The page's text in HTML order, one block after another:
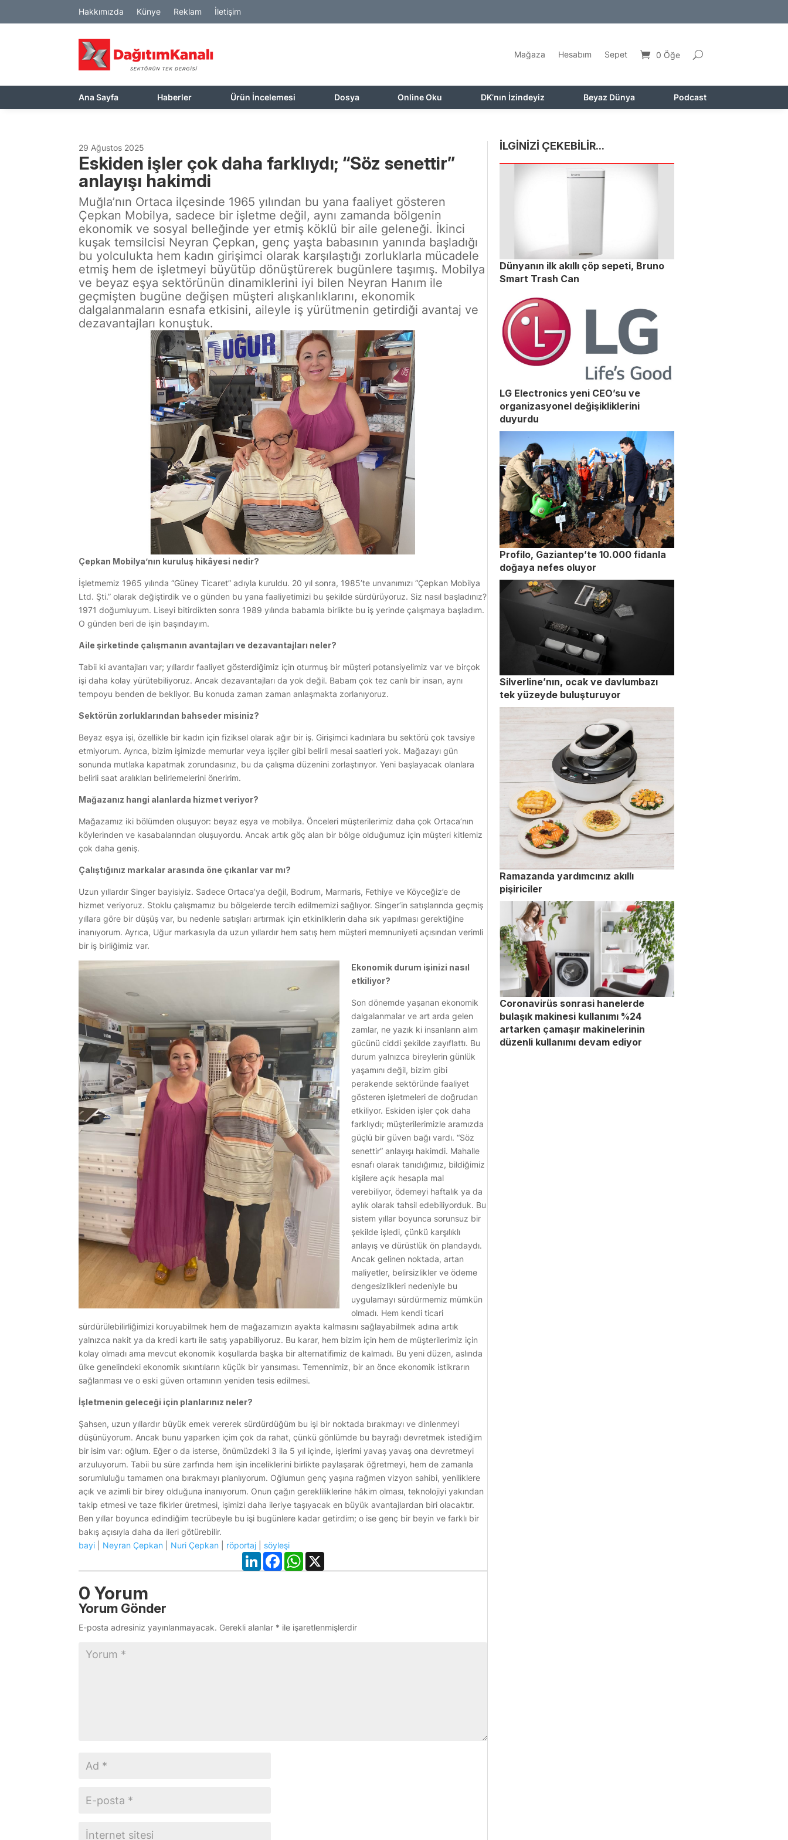
Hakkımızda Künye Reklam İletişim
Mağaza Hesabım Sepet 0 Öğe
Ana Sayfa Haberler Ürün İncelemesi Dosya Online Oku DK’nın İzindeyiz Beyaz Dünya Podcast
29 Ağustos 2025
Eskiden işler çok daha farklıydı; “Söz senettir”
anlayışı hakimdi
Muğla’nın Ortaca ilçesinde 1965 yılından bu yana faaliyet gösteren
Çepkan Mobilya, sadece bir işletme değil, aynı zamanda bölgenin
ekonomik ve sosyal belleğinde yer etmiş köklü bir aile geleneği. İkinci
kuşak temsilcisi Neyran Çepkan, genç yaşta babasının yanında başladığı
bu yolculukta hem kadın girişimci olarak karşılaştığı zorluklarla mücadele
etmiş hem de işletmeyi büyütüp dönüştürerek bugünlere taşımış. Mobilya
ve beyaz eşya sektörünün dinamiklerini iyi bilen Neyran Hanım ile
geçmişten bugüne değişen müşteri alışkanlıklarını, ekonomik
dalgalanmaların esnafa etkisini, aileyle iş yürütmenin getirdiği avantaj ve
dezavantajları konuştuk.
Çepkan Mobilya’nın kuruluş hikâyesi nedir?
İşletmemiz 1965 yılında “Güney Ticaret” adıyla kuruldu. 20 yıl sonra, 1985’te unvanımızı “Çepkan Mobilya
Ltd. Şti.” olarak değiştirdik ve o günden bu yana faaliyetimizi bu şekilde sürdürüyoruz. Siz nasıl başladınız?
1971 doğumluyum. Liseyi bitirdikten sonra 1989 yılında babamla birlikte bu iş yerinde çalışmaya başladım.
O günden beri de işin başındayım.
Aile şirketinde çalışmanın avantajları ve dezavantajları neler?
Tabii ki avantajları var; yıllardır faaliyet gösterdiğimiz için oturmuş bir müşteri potansiyelimiz var ve birçok
işi daha kolay yürütebiliyoruz. Ancak dezavantajları da yok değil. Babam çok tez canlı bir insan, aynı
tempoyu benden de bekliyor. Bu konuda zaman zaman anlaşmakta zorlanıyoruz.
Sektörün zorluklarından bahseder misiniz?
Beyaz eşya işi, özellikle bir kadın için fiziksel olarak ağır bir iş. Girişimci kadınlara bu sektörü çok tavsiye
etmiyorum. Ayrıca, bizim işimizde memurlar veya işçiler gibi belirli mesai saatleri yok. Mağazayı gün
sonunda mutlaka kapatmak zorundasınız, bu da çalışma düzenini zorlaştırıyor. Yeni başlayacak olanlara
belirli saat aralıkları belirlemelerini öneririm.
Mağazanız hangi alanlarda hizmet veriyor?
Mağazamız iki bölümden oluşuyor: beyaz eşya ve mobilya. Önceleri müşterilerimiz daha çok Ortaca’nın
köylerinden ve kasabalarından oluşuyordu. Ancak artık göç alan bir bölge olduğumuz için müşteri kitlemiz
çok daha geniş.
Çalıştığınız markalar arasında öne çıkanlar var mı?
Uzun yıllardır Singer bayisiyiz. Sadece Ortaca’ya değil, Bodrum, Marmaris, Fethiye ve Köyceğiz’e de
hizmet veriyoruz. Stoklu çalışmamız bu bölgelerde tercih edilmemizi sağlıyor. Singer’in satışlarında geçmiş
yıllara göre bir düşüş var, bu nedenle satışları artırmak için etkinliklerin daha sık yapılması gerektiğine
inanıyorum. Ayrıca, Uğur markasıyla da uzun yıllardır hem satış hem müşteri memnuniyeti açısından verimli
bir iş birliğimiz var.
Ekonomik durum işinizi nasıl
etkiliyor?
Son dönemde yaşanan ekonomik
dalgalanmalar ve art arda gelen
zamlar, ne yazık ki insanların alım
gücünü ciddi şekilde zayıflattı. Bu
durum yalnızca bireylerin günlük
yaşamını değil, bizim gibi
perakende sektöründe faaliyet
gösteren işletmeleri de doğrudan
etkiliyor. Eskiden işler çok daha
farklıydı; müşterilerimizle aramızda
güçlü bir güven bağı vardı. “Söz
senettir” anlayışı hakimdi. Mahalle
esnafı olarak tanıdığımız, bildiğimiz
kişilere açık hesapla mal
verebiliyor, ödemeyi haftalık ya da
aylık olarak tahsil edebiliyorduk. Bu
sistem yıllar boyunca sorunsuz bir
şekilde işledi, çünkü karşılıklı
anlayış ve dürüstlük ön plandaydı.
Ancak gelinen noktada, artan
maliyetler, belirsizlikler ve ödeme
dengesizlikleri nedeniyle bu
uygulamayı sürdürmemiz mümkün
olmadı. Hem kendi ticari
sürdürülebilirliğimizi koruyabilmek hem de mağazamızın ayakta kalmasını sağlayabilmek adına artık
yalnızca nakit ya da kredi kartı ile satış yapabiliyoruz. Bu karar, hem bizim için hem de müşterilerimiz için
kolay olmadı ama mevcut ekonomik koşullarda başka bir alternatifimiz de kalmadı. Bu yeni düzen, aslında
ülke genelindeki ekonomik sıkıntıların küçük bir yansıması. Temennimiz, bir an önce ekonomik istikrarın
sağlanması ve o eski güven ortamının yeniden tesis edilmesi.
İşletmenin geleceği için planlarınız neler?
Şahsen, uzun yıllardır büyük emek vererek sürdürdüğüm bu işi bir noktada bırakmayı ve dinlenmeyi
düşünüyorum. Ancak bunu yaparken içim çok da rahat, çünkü gönlümde bu bayrağı devretmek istediğim
bir isim var: oğlum. Eğer o da isterse, önümüzdeki 3 ila 5 yıl içinde, işlerimi yavaş yavaş ona devretmeyi
arzuluyorum. Tabii bu süre zarfında hem işin inceliklerini birlikte paylaşarak öğretmeyi, hem de zamanla
sorumluluğu tamamen ona bırakmayı planlıyorum. Oğlumun genç yaşına rağmen vizyon sahibi, yeniliklere
açık ve azimli bir birey olduğuna inanıyorum. Onun çağın gerekliliklerine hâkim olması, teknolojiyi yakından
takip etmesi ve taze fikirler üretmesi, işimizi daha ileriye taşıyacak en büyük avantajlardan biri olacaktır.
Ben yıllar boyunca edindiğim tecrübeyle bu işi bugünlere kadar getirdim; o ise genç bir beyin ve farklı bir
bakış açısıyla daha da ileri götürebilir.
bayi
Neyran Çepkan Nuri Çepkan röportaj
söyleşi
LinkedInFacebookWhatsApp
X
0 Yorum
Yorum Gönder
E-posta adresiniz yayınlanmayacak. Gerekli alanlar * ile işaretlenmişlerdir
İLGİNİZİ ÇEKEBİLİR...
Dünyanın ilk akıllı çöp sepeti, Bruno
Smart Trash Can
LG Electronics yeni CEO’su ve
organizasyonel değişikliklerini
duyurdu
Profilo, Gaziantep’te 10.000 fidanla
doğaya nefes oluyor
Silverline’nın, ocak ve davlumbazı
tek yüzeyde buluşturuyor
Ramazanda yardımcınız akıllı
pişiriciler
Coronavirüs sonrasi hanelerde
bulaşık makinesi kullanımı %24
artarken çamaşır makinelerinin
düzenli kullanımı devam ediyor